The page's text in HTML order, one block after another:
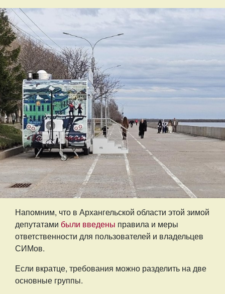
Напомним, что в Архангельской области этой зимой
депутатами были введены правила и меры
ответственности для пользователей и владельцев
СИМов.
Если вкратце, требования можно разделить на две
основные группы.